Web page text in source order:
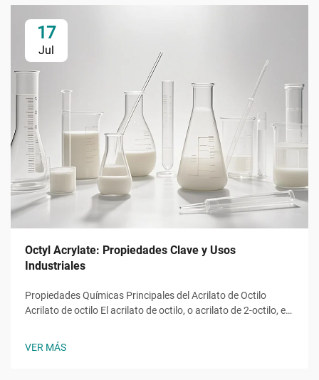
17
Jul
Octyl Acrylate: Propiedades Clave y Usos
Industriales
Propiedades Químicas Principales del Acrilato de Octilo
Acrilato de octilo El acrilato de octilo, o acrilato de 2-octilo, es
una molécula con una cadena alquilo de ocho carbonos
VER MÁS